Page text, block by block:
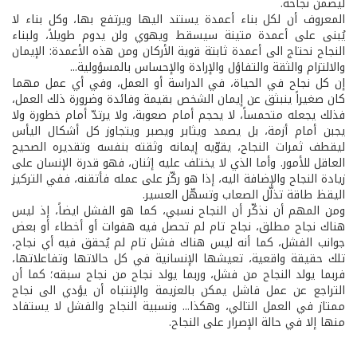
المعروف أن لكل بناء أعمدة يستند اليها ويرتفع بها، وكل بناء لا
يُبنى على أعمدة متينة سيسقط ويهوي ولن يدوم طويلاً، ولبناء
النجاح نحتاج الى أعمدة ثابتة قوية الأركان ومن هذه الأعمدة: الإيمان
والالتزام والثقة والتفاؤل والإرادة والإحساس بالمسؤولية...
إن كل نجاح في الحياة، في الدراسة أو العمل، وفي أي عمل مهما
كان صغيراً ينبثق عن إيمان الشخص بقيمة وفائدة وضرورة ذلك العمل،
فذلك يجعله متحمساً، لا يحجم أمام صعوبة، ولا يرتدّ أمام خطورة ولا
يجبن أمام أزمة، بل يصمد ويثابر ويصبر ويتجاوز كل أشكال اليأس
ليقطف ثمرات النجاح، يقوّيه إيمانه وثقته بنفسه وتقديره الصحيح
العاقل للأمور. وأما الذي لا يختلف عليه إثنان، فهو قدرة الإنسان على
زيادة النجاح والإضافة اليه، إذا هو ركّز على عمله فأتقنه، ففي التركيز
اليقظ طاقة تذلّل الصعاب وتسهّل العسير.
ومن المهم أن نذكّر أن النجاح نسبي، كما هو الفشل ايضاً، إذ ليس
هناك نجاح مطلق، نجاح تام لم تحصل فيه هفوات أو أخطاء أو بعض
جوانب الفشل، كما أنه ليس هناك فشل تام لم يُحقق فيه أي نجاح،
تلك حقيقة واقعية، تعيشها الإنسانية في كل حالاتها وتفاعلاتها،
فربما يولد النجاح من فشل، وربما يولد نجاح من نجاح سبقه؛ كما أن
التراجع عن عمل فاشل يمكن بالعزيمة والإنتباه أن يؤدي الى نجاح
ممتاز في العمل التالي، وهكذا... ونسبية النجاح والفشل لا يستفاد
منها إلا في حالة الإصرار على النجاح.